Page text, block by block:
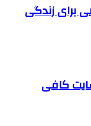
برای زندگی
کافی